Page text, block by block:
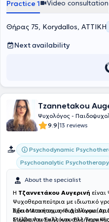
conducts parent counseling
Practice 1 Video consultation
Θήρας 75, Korydallos, ΑΤΤΙΚΗ
Next availability
Tzannetakou
Ψυχολόγος -
9.9|13 reviews
Psychodynamic
Psychoanalytic Psychotherapy
About the specialist
Η Τζαννετάκου Αυγερινή
Ψυχοθεραπεύτρια με ιδιωτικό γραφείο στην Καλλιθέα. Κατέχει
Άδεια Ασκήσεως Ψυχολόγου
Μέλος του Συλλόγου Ελλήνων Ψυχολόγων.
Έχει Μεταπτυχιακό Δίπλωμα
Συμβουλευτικής και στις